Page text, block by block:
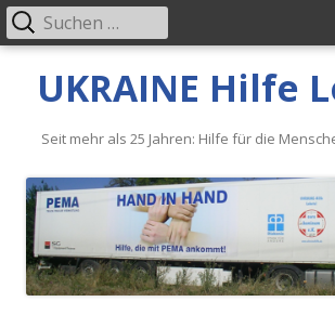
UKRAINE Hilfe
Seit mehr als 25 Jahren: Hilfe für die
Primäres
Menü
Suche
nach: